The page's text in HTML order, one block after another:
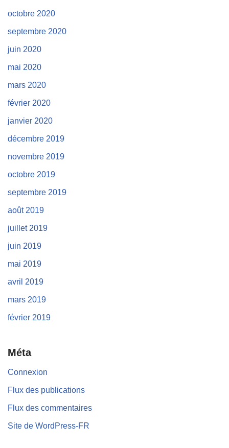
octobre 2020
septembre 2020
juin 2020
mai 2020
mars 2020
février 2020
janvier 2020
décembre 2019
novembre 2019
octobre 2019
septembre 2019
août 2019
juillet 2019
juin 2019
mai 2019
avril 2019
mars 2019
février 2019
Méta
Connexion
Flux des publications
Flux des commentaires
Site de WordPress-FR